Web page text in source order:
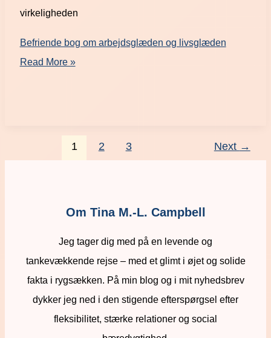
virkeligheden
Befriende bog om arbejdsglæden og livsglæden
Read More »
1 2 3 Next →
Om Tina M.-L. Campbell
Jeg tager dig med på en levende og
tankevækkende rejse – med et glimt i øjet og solide
fakta i rygsækken. På min blog og i mit nyhedsbrev
dykker jeg ned i den stigende efterspørgsel efter
fleksibilitet, stærke relationer og social